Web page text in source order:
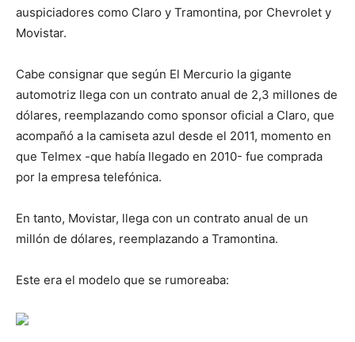
auspiciadores como Claro y Tramontina, por Chevrolet y
Movistar.
Cabe consignar que según El Mercurio la gigante
automotriz llega con un contrato anual de 2,3 millones de
dólares, reemplazando como sponsor oficial a Claro, que
acompañó a la camiseta azul desde el 2011, momento en
que Telmex -que había llegado en 2010- fue comprada
por la empresa telefónica.
En tanto, Movistar, llega con un contrato anual de un
millón de dólares, reemplazando a Tramontina.
Este era el modelo que se rumoreaba: